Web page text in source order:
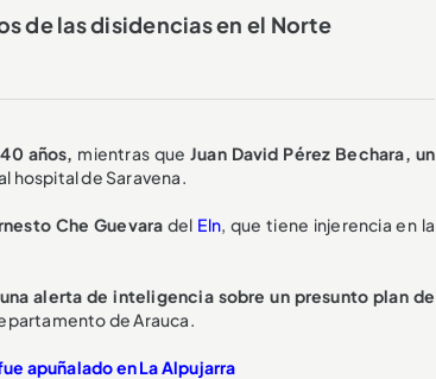
de las disidencias en el Norte
años, mientras queJuan David Pérez Bechara, un
hospital de Saravena.
Che Guevaradel Eln, que tiene injerencia en la
alerta de inteligencia sobre un presunto plan de
de Arauca.
apuñalado en La Alpujarra